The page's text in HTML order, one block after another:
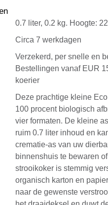
0.7 liter, 0.2 kg. Hoogte:
Circa 7 werkdagen
Verzekerd, per snelle en
Bestellingen vanaf EUR
koerier
Deze prachtige kleine
100 procent biologisch
vier formaten. De kleine
ruim 0.7 liter inhoud en
crematie-as van uw
binnenshuis te bewaren
strooikoker is stemmig
organisch karton en
naar de gewenste